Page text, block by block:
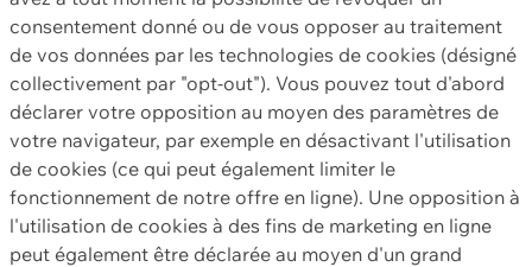
consentement donné ou de vous opposer au traitement
de vos données par les technologies de cookies (désigné
collectivement par "opt-out"). Vous pouvez tout d'abord
déclarer votre opposition au moyen des paramètres de
votre navigateur, par exemple en désactivant l'utilisation
de cookies (ce qui peut également limiter le
fonctionnement de notre offre en ligne). Une opposition à
l'utilisation de cookies à des fins de marketing en ligne
peut également être déclarée au moyen d'un grand